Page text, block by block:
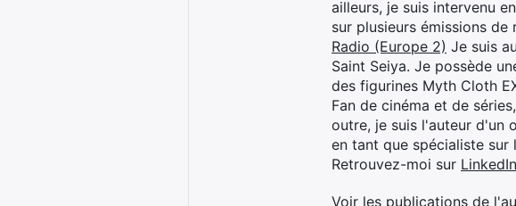
ailleurs, je suis intervenu
sur plusieurs émissions
Radio (Europe 2) Je suis
Saint Seiya. Je possède
des figurines Myth Cloth
Fan de cinéma et de
outre, je suis l'auteur d'un
en tant que spécialiste sur
Retrouvez-moi sur LinkedIn
Voir les publications de